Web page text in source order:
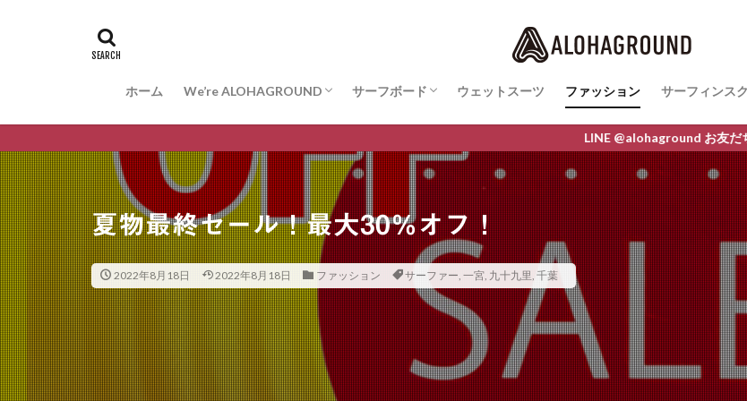
ホーム We’re ALOHAGROUND
お問合せ
サーフボード
サーフボード最新情報
ARAKAWA
VESSO
WISDOM LINE
ウェットスーツ ファッション サーフィンス
サーフィン
LINE @alohaground お友だち追加お願いします クー
夏物最終セール！最大30％オフ！
2022年8月18日 2022年8月18日 ファッション サーファー, 一宮, 九十九里, 千葉